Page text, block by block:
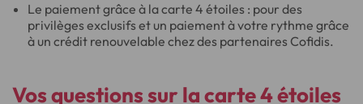
Le paiement grâce à la carte 4 étoiles : pour des
privilèges exclusifs et un paiement à votre rythme grâce
à un crédit renouvelable chez des partenaires Cofidis.
Vos questions sur la carte 4 étoiles